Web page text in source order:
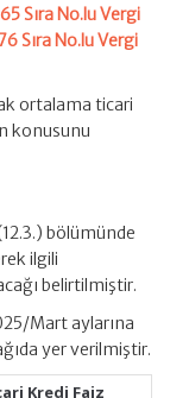
Sıra No.lu Vergi
Sıra No.lu Vergi
ortalama ticari
konusunu
bölümünde
ilgili
belirtilmiştir.
Mart aylarına
yer verilmiştir.
Kredi Faiz